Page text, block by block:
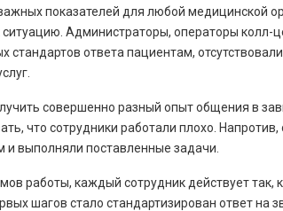
показателей для любой медицинской
Администраторы, операторы колл-
стандартов ответа пациентам,
совершенно разный опыт общения в
что сотрудники работали плохо.
и выполняли поставленные задачи.
работы, каждый сотрудник действует так,
шагов стало стандартизирован ответ на